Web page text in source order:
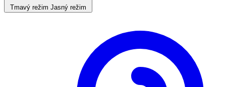
Tmavý režim Jasný režim